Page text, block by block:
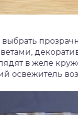
в желе
освежитель